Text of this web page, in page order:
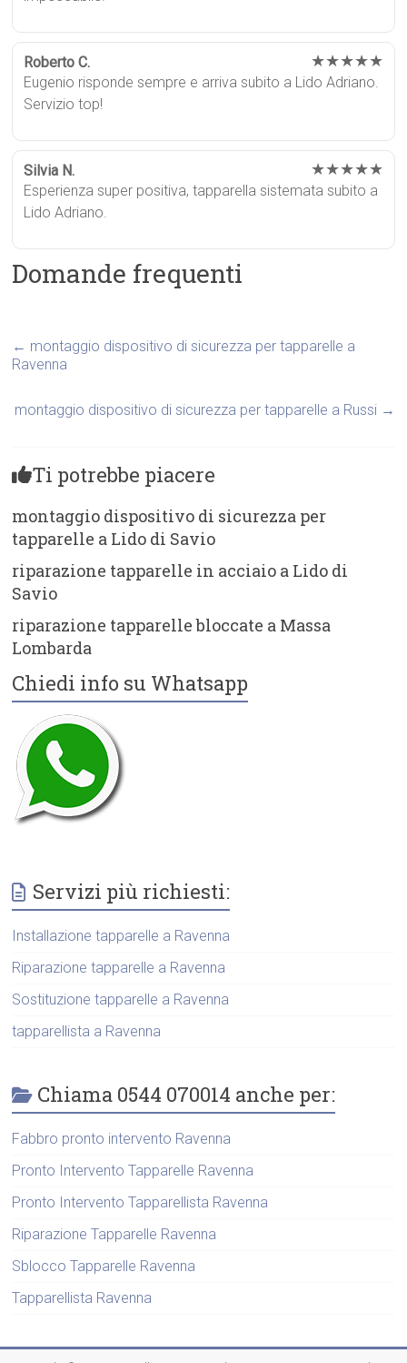
Roberto C. ★★★★★
Eugenio risponde sempre e arriva subito a Lido Adriano.
Servizio top!
Silvia N. ★★★★★
Esperienza super positiva, tapparella sistemata subito a
Lido Adriano.
Domande frequenti
← montaggio dispositivo di sicurezza per tapparelle a
Ravenna
montaggio dispositivo di sicurezza per tapparelle a Russi →
Ti potrebbe piacere
montaggio dispositivo di sicurezza per
tapparelle a Lido di Savio
riparazione tapparelle in acciaio a Lido di
Savio
riparazione tapparelle bloccate a Massa
Lombarda
Chiedi info su Whatsapp
Servizi più richiesti:
Installazione tapparelle a Ravenna
Riparazione tapparelle a Ravenna
Sostituzione tapparelle a Ravenna
tapparellista a Ravenna
Chiama 0544 070014 anche per:
Fabbro pronto intervento Ravenna
Pronto Intervento Tapparelle Ravenna
Pronto Intervento Tapparellista Ravenna
Riparazione Tapparelle Ravenna
Sblocco Tapparelle Ravenna
Tapparellista Ravenna